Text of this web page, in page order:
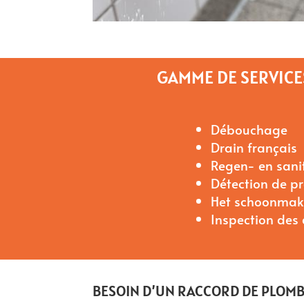
GAMME DE
Débouchage
Drain français
Regen- en
Détection de
Het
Inspection
BESOIN D’UN RACCORD DE